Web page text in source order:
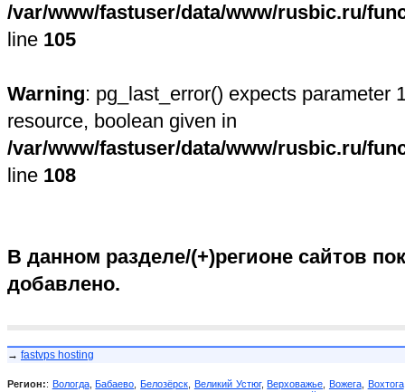
/var/www/fastuser/data/www/rusbic.ru/
line 105
Warning: pg_last_error() expects parameter
resource, boolean given in
/var/www/fastuser/data/www/rusbic.ru/
line 108
В данном разделе/(+)регионе сайтов
добавлено.
→ fastvps hosting
Регион:: Вологда,Бабаево ,Белозёрск Великий Устюг,Верховажье Вожега, Вохтога